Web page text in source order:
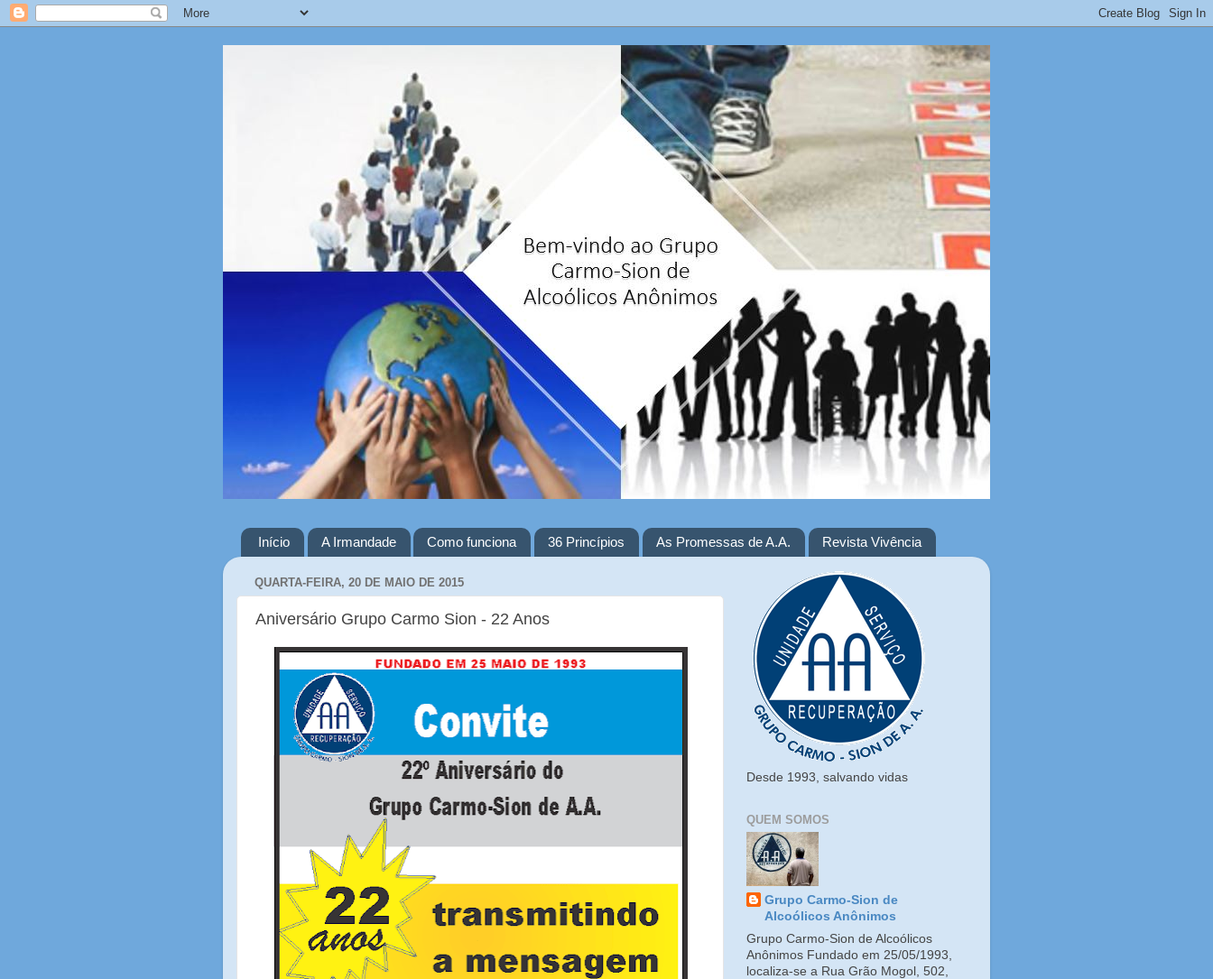
Início A Irmandade Como funciona 36 Princípios As Promessas de A.A. Revista Vivência
QUARTA-FEIRA, 20 DE MAIO DE 2015
Aniversário Grupo Carmo Sion - 22 Anos
Desde 1993, salvando vidas
QUEM SOMOS
Grupo Carmo-Sion de
Alcoólicos Anônimos
Grupo Carmo-Sion de Alcoólicos
Anônimos Fundado em 25/05/1993,
localiza-se a Rua Grão Mogol, 502,